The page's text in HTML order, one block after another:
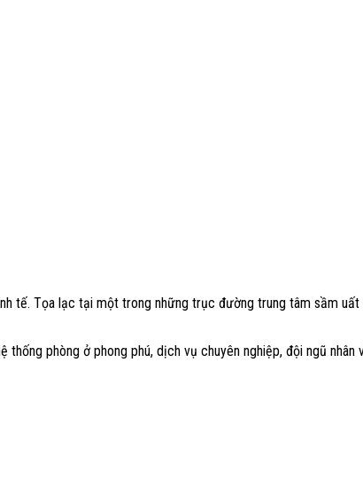
tế. Tọa lạc tại một trong những trục đường trung tâm sầm
phòng ở phong phú, dịch vụ chuyên nghiệp, đội ngũ